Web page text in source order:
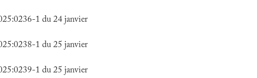
1 du 24 janvier
1 du 25 janvier
1 du 25 janvier